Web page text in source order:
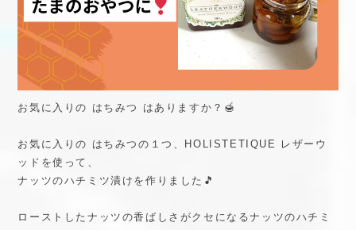
お気に入りの はちみつ はありますか？🍯
お気に入りの はちみつの１つ、HOLISTETIQUE レザーウ
ッドを使って、
ナッツのハチミツ漬けを作りました🎵
ローストしたナッツの香ばしさがクセになるナッツのハチミ